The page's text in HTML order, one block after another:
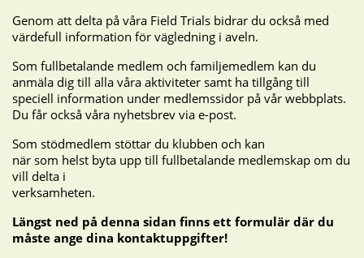
Genom att delta på våra Field Trials bidrar du också med
värdefull information för vägledning i aveln.
Som fullbetalande medlem och familjemedlem kan du
anmäla dig till alla våra aktiviteter samt ha tillgång till
speciell information under medlemssidor på vår webbplats.
Du får också våra nyhetsbrev via e-post.
Som stödmedlem stöttar du klubben och kan
när som helst byta upp till fullbetalande medlemskap om du
vill delta i
verksamheten.
Längst ned på denna sidan finns ett formulär där du
måste ange dina kontaktuppgifter!